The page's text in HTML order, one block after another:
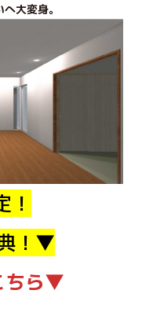
大変身。
！
！ ▼
ちら▼